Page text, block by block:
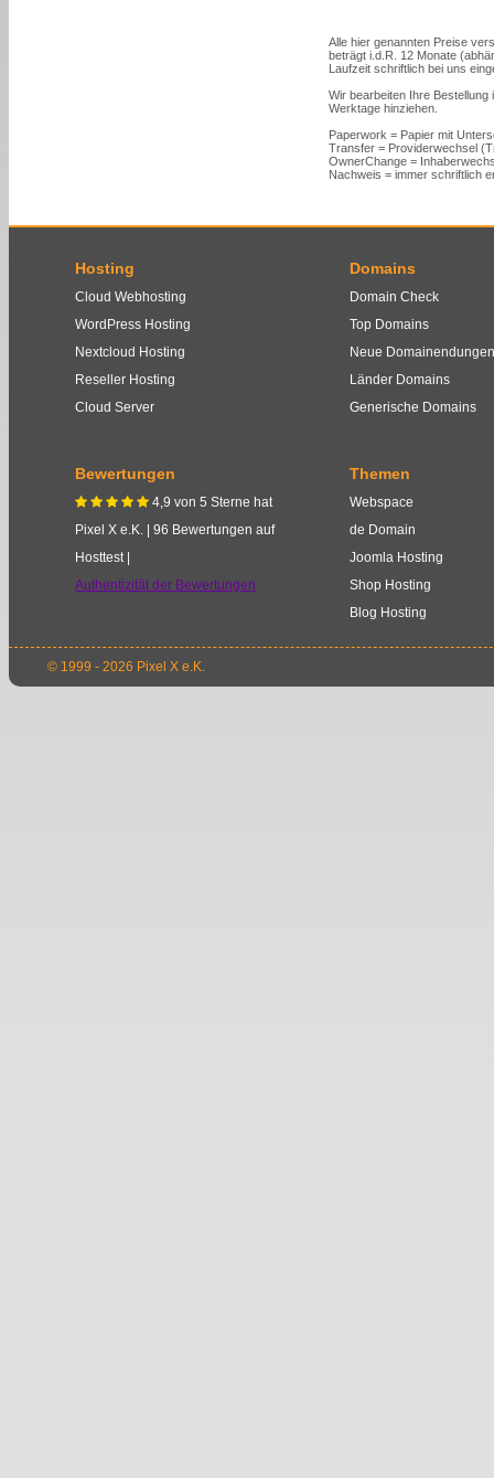
Alle hier genannten Preise
beträgt i.d.R. 12 Monate
Laufzeit schriftlich bei uns
Wir bearbeiten Ihre
Werktage hinziehen.
Paperwork = Papier mit
Transfer = Providerwechsel
OwnerChange =
Nachweis = immer schriftlich
Hosting
Cloud Webhosting
WordPress Hosting
Nextcloud Hosting
Reseller Hosting
Cloud Server
Domains
Domain Check
Top Domains
Neue Domainendungen
Länder Domains
Generische Domains
Bewertungen
     4,9 von 5 Sterne hat
Pixel X e.K.
96 Bewertungen auf
Hosttest |
Authentizität der Bewertungen
Themen
Webspace
de Domain
Joomla Hosting
Shop Hosting
Blog Hosting
© 1999 - 2026 Pixel X e.K.